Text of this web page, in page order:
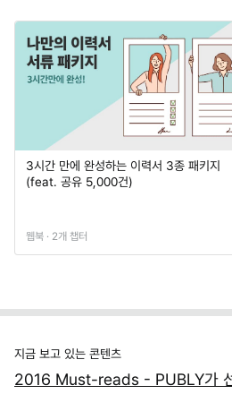
3시간 만에 완성하는 이력서 3종 패키지
(feat. 공유 5,000건)
웹북 · 2개 챕터
지금 보고 있는 콘텐츠
2016 Must-reads - PUBLY가